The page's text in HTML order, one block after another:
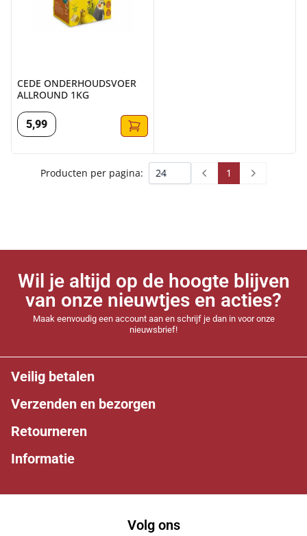
CEDE ONDERHOUDSVOER
ALLROUND 1KG
5,99
Producten per pagina: Prev 1 Next
Wil je altijd op de hoogte blijven
van onze nieuwtjes en acties?
Maak eenvoudig een account aan en schrijf je dan in voor onze
nieuwsbrief!
Veilig betalen
Verzenden en bezorgen
Retourneren
Informatie
Volg ons